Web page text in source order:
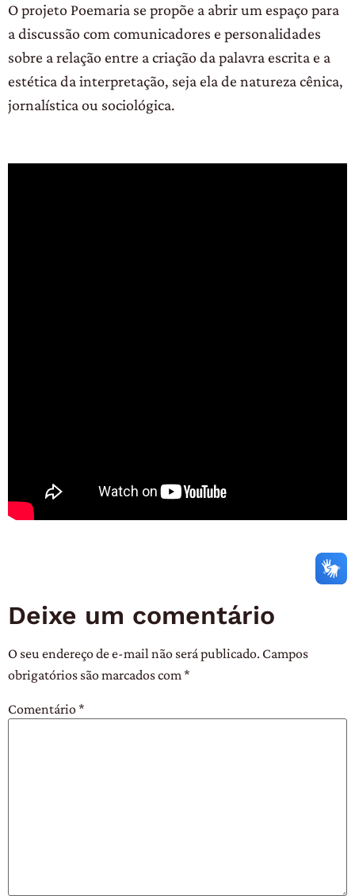
O projeto Poemaria se propõe a abrir um espaço para
a discussão com comunicadores e personalidades
sobre a relação entre a criação da palavra escrita e a
estética da interpretação, seja ela de natureza cênica,
jornalística ou sociológica.
Deixe um comentário
O seu endereço de e-mail não será publicado. Campos
obrigatórios são marcados com *
Comentário*